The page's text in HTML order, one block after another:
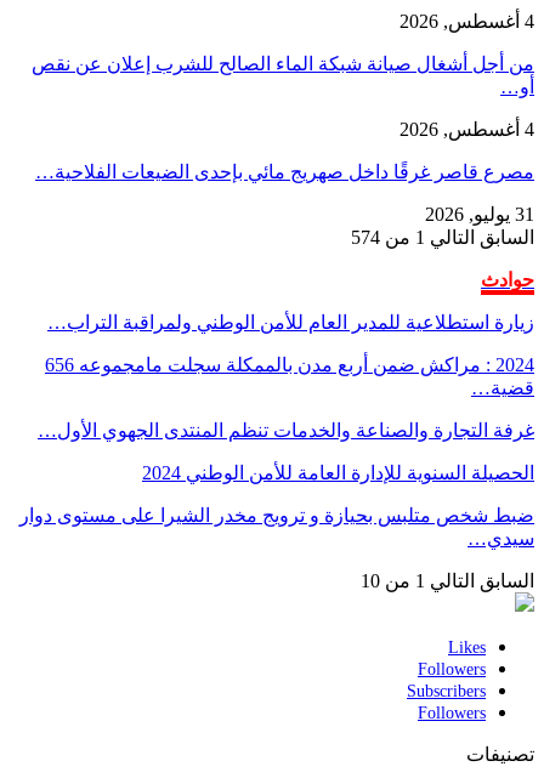
4 أغسطس, 2026
من أجل أشغال صيانة شبكة الماء الصالح للشرب إعلان عن نقص
أو…
4 أغسطس, 2026
مصرع قاصر غرقًا داخل صهريج مائي بإحدى الضيعات الفلاحية…
31 يوليو, 2026
السابق التالي 1 من 574
حوادث
زيارة استطلاعية للمدير العام للأمن الوطني ولمراقبة التراب…
2024 : مراكش ضمن أربع مدن بالممكلة سجلت مامجموعه 656
قضية…
غرفة التجارة والصناعة والخدمات تنظم المنتدى الجهوي الأول…
الحصيلة السنوية للإدارة العامة للأمن الوطني 2024
ضبط شخص متلبس بحيازة و ترويج مخدر الشيرا على مستوى دوار
سيدي…
السابق التالي 1 من 10
Likes
Followers
Subscribers
Followers
تصنيفات